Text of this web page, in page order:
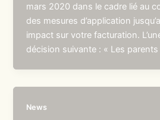
mars 2020 dans le cadre lié au
des mesures d’application
impact sur votre facturation.
décision suivante : « Les
News